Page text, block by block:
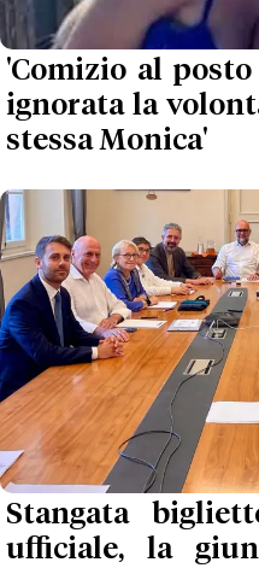
'Comizio al
ignorata la
stessa Monica'
Stangata
ufficiale, la